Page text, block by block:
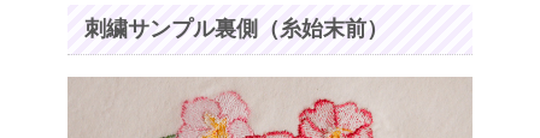
刺繍サンプル裏側（糸始末前）